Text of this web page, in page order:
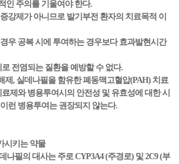
인 주의를 기울여야 한다.
강제가 아니므로 발기부전 환자의 치료목적 이
우 공복 시에 투여하는 경우보다 효과발현시간
전염되는 질환을 예방할 수 없다.
제, 실데나필을 함유한 폐동맥고혈압(PAH) 치료
제와 병용투여시의 안전성 및 유효성에 대한 시
런 병용투여는 권장되지 않는다.
시키는 약물
나필의 대사는 주로 CYP3A4 (주경로) 및 2C9 (부